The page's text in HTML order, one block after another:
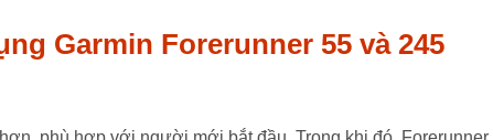
Garmin Forerunner 55 và 245